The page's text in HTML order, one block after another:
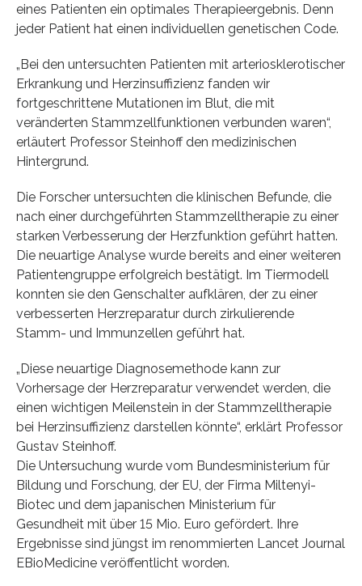
eines Patienten ein optimales Therapieergebnis. Denn
jeder Patient hat einen individuellen genetischen Code.
„Bei den untersuchten Patienten mit arteriosklerotischer
Erkrankung und Herzinsuffizienz fanden wir
fortgeschrittene Mutationen im Blut, die mit
veränderten Stammzellfunktionen verbunden waren“,
erläutert Professor Steinhoff den medizinischen
Hintergrund.
Die Forscher untersuchten die klinischen Befunde, die
nach einer durchgeführten Stammzelltherapie zu einer
starken Verbesserung der Herzfunktion geführt hatten.
Die neuartige Analyse wurde bereits and einer weiteren
Patientengruppe erfolgreich bestätigt. Im Tiermodell
konnten sie den Genschalter aufklären, der zu einer
verbesserten Herzreparatur durch zirkulierende
Stamm- und Immunzellen geführt hat.
„Diese neuartige Diagnosemethode kann zur
Vorhersage der Herzreparatur verwendet werden, die
einen wichtigen Meilenstein in der Stammzelltherapie
bei Herzinsuffizienz darstellen könnte“, erklärt Professor
Gustav Steinhoff.
Die Untersuchung wurde vom Bundesministerium für
Bildung und Forschung, der EU, der Firma Miltenyi-
Biotec und dem japanischen Ministerium für
Gesundheit mit über 15 Mio. Euro gefördert. Ihre
Ergebnisse sind jüngst im renommierten Lancet Journal
EBioMedicine veröffentlicht worden.